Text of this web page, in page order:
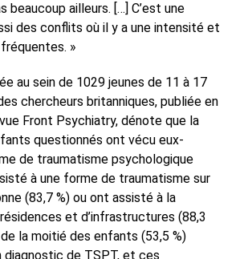
beaucoup ailleurs. […] C’est une
des conflits où il y a une intensité et
»
au sein de 1029 jeunes de 11 à 17
chercheurs britanniques, publiée en
Front Psychiatry, dénote que la
questionnés ont vécu eux-
de traumatisme psychologique
à une forme de traumatisme sur
(83,7 %) ou ont assisté à la
et d’infrastructures (88,3
de la moitié des enfants (53,5 %)
diagnostic de TSPT, et ces